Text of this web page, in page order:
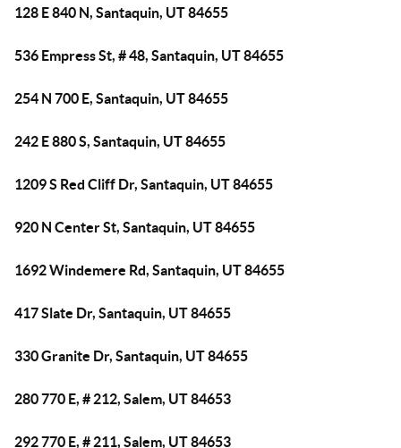
128 E 840 N, Santaquin, UT 84655
536 Empress St, # 48, Santaquin, UT 84655
254 N 700 E, Santaquin, UT 84655
242 E 880 S, Santaquin, UT 84655
1209 S Red Cliff Dr, Santaquin, UT 84655
920 N Center St, Santaquin, UT 84655
1692 Windemere Rd, Santaquin, UT 84655
417 Slate Dr, Santaquin, UT 84655
330 Granite Dr, Santaquin, UT 84655
280 770 E, # 212, Salem, UT 84653
292 770 E, # 211, Salem, UT 84653